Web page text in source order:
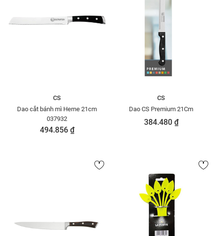
CS
Dao cắt bánh mì Herne 21cm
037932
494.856 ₫
CS
Dao CS Premium 21Cm
384.480 ₫